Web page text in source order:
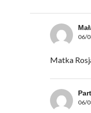
06/
Matka
06/